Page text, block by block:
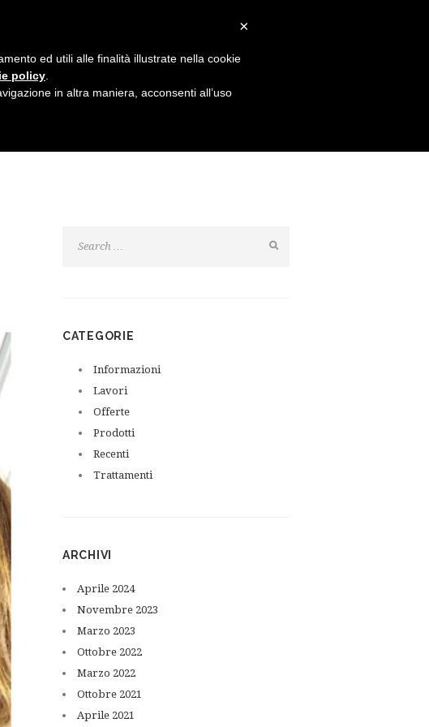
CATEGORIE
Informazioni
Lavori
Offerte
Prodotti
Recenti
Trattamenti
ARCHIVI
Aprile 2024
Novembre 2023
Marzo 2023
Ottobre 2022
Marzo 2022
Ottobre 2021
Aprile 2021
×
ed utili alle finalità illustrate nella cookie
policy
in altra maniera, acconsenti all’uso